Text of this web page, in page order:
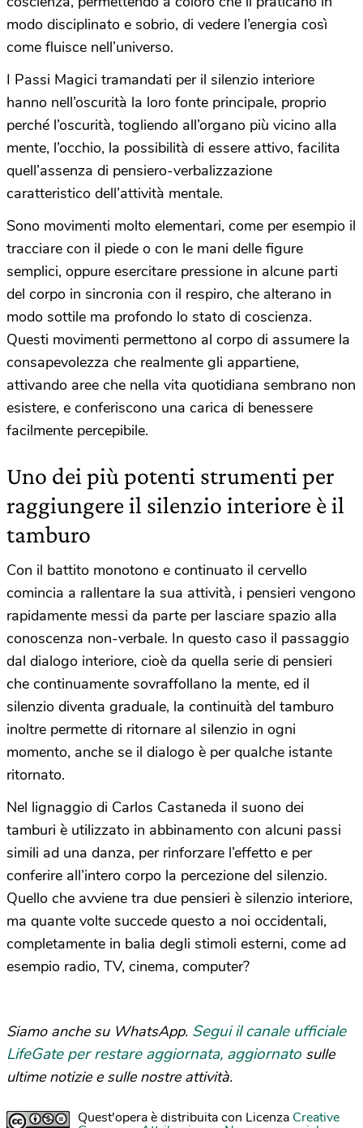
modo disciplinato e sobrio, di vedere l’energia così
come fluisce nell’universo.
I Passi Magici tramandati per il silenzio interiore
hanno nell’oscurità la loro fonte principale, proprio
perché l’oscurità, togliendo all’organo più vicino alla
mente, l’occhio, la possibilità di essere attivo, facilita
quell’assenza di pensiero-verbalizzazione
caratteristico dell’attività mentale.
Sono movimenti molto elementari, come per esempio il
tracciare con il piede o con le mani delle figure
semplici, oppure esercitare pressione in alcune parti
del corpo in sincronia con il respiro, che alterano in
modo sottile ma profondo lo stato di coscienza.
Questi movimenti permettono al corpo di assumere la
consapevolezza che realmente gli appartiene,
attivando aree che nella vita quotidiana sembrano non
esistere, e conferiscono una carica di benessere
facilmente percepibile.
Uno dei più potenti strumenti per
raggiungere il silenzio interiore è il
tamburo
Con il battito monotono e continuato il cervello
comincia a rallentare la sua attività, i pensieri vengono
rapidamente messi da parte per lasciare spazio alla
conoscenza non-verbale. In questo caso il passaggio
dal dialogo interiore, cioè da quella serie di pensieri
che continuamente sovraffollano la mente, ed il
silenzio diventa graduale, la continuità del tamburo
inoltre permette di ritornare al silenzio in ogni
momento, anche se il dialogo è per qualche istante
ritornato.
Nel lignaggio di Carlos Castaneda il suono dei
tamburi è utilizzato in abbinamento con alcuni passi
simili ad una danza, per rinforzare l’effetto e per
conferire all’intero corpo la percezione del silenzio.
Quello che avviene tra due pensieri è silenzio interiore,
ma quante volte succede questo a noi occidentali,
completamente in balia degli stimoli esterni, come ad
esempio radio, TV, cinema, computer?
Siamo anche su WhatsApp. Segui il canale ufficiale
LifeGate per restare aggiornata, aggiornato sulle
ultime notizie e sulle nostre attività.
Quest'opera è distribuita con Licenza Creative